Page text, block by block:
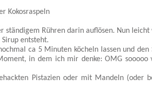
Kokosraspeln
Rühren darin auflösen. Nun leicht
Sirup entsteht.
ca 5 Minuten köcheln lassen und
in dem ich mir denke: OMG sooooo
Pistazien oder mit Mandeln (oder